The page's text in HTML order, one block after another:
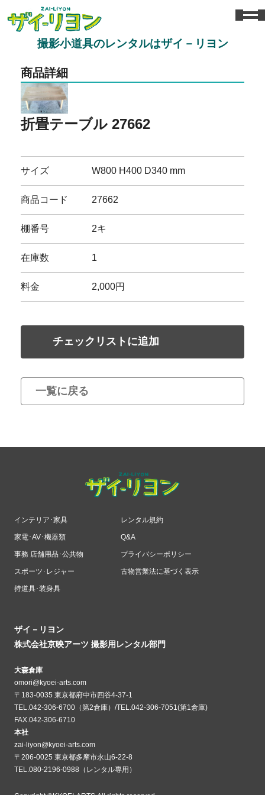
撮影小道具のレンタルはザイ－リヨン
商品詳細
折畳テーブル 27662
サイズ W800 H400 D340 mm
商品コード 27662
棚番号 2キ
在庫数 1
料金 2,000円
チェックリストに追加
一覧に戻る
インテリア･家具
家電･AV･機器類
事務 店舗用品･公共物
スポーツ･レジャー
持道具･装身具
レンタル規約
Q&A
プライバシーポリシー
古物営業法に基づく表示
ザイ－リヨン
株式会社京映アーツ 撮影用レンタル部門
大森倉庫
omori@kyoei-arts.com
〒183-0035 東京都府中市四谷4-37-1
TEL.042-306-6700（第2倉庫）/TEL.042-306-7051(第1倉庫)
FAX.042-306-6710
本社
zai-liyon@kyoei-arts.com
〒206-0025 東京都多摩市永山6-22-8
TEL.080-2196-0988（レンタル専用）